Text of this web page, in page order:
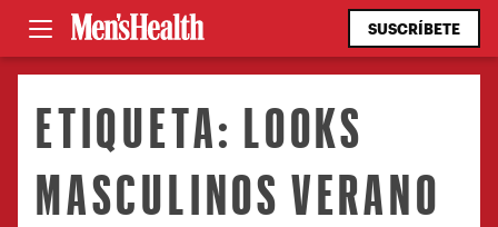
SUSCRÍBETE
ETIQUETA: LOOKS
MASCULINOS VERANO